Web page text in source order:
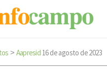
> Aapresid 16 de agosto de 2023